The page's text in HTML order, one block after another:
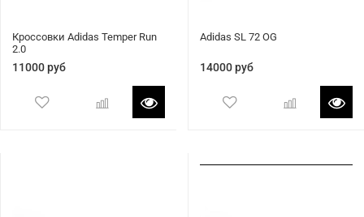
Кроссовки Adidas Temper Run
2.0
11000 руб
Adidas SL 72 OG
14000 руб